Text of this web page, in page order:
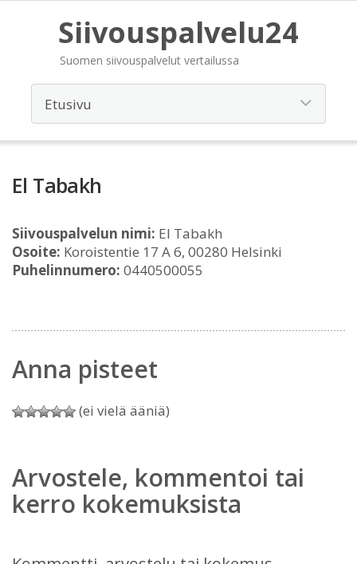
Siivouspalvelu24
Suomen siivouspalvelut vertailussa
El Tabakh
Siivouspalvelun nimi: El Tabakh
Osoite: Koroistentie 17 A 6, 00280 Helsinki
Puhelinnumero: 0440500055
Anna pisteet
(ei vielä ääniä)
Arvostele, kommentoi tai
kerro kokemuksista